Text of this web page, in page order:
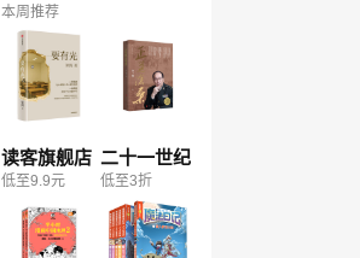
本周推荐
读客旗舰店
低至9.9元
二十一世纪
低至3折